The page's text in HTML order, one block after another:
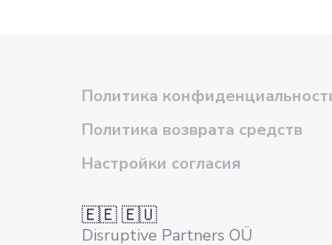
Политика
Политика возврата средств
Настройки согласия
🇪🇪 🇪🇺
Disruptive Partners OÜ